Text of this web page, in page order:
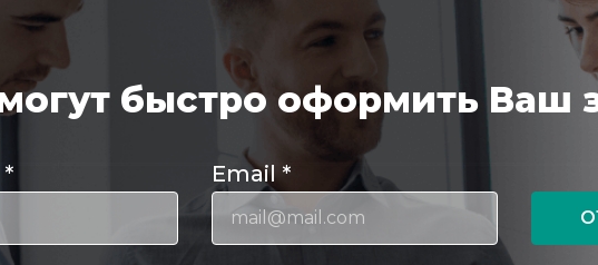
быстро оформить Ваш
* Email *